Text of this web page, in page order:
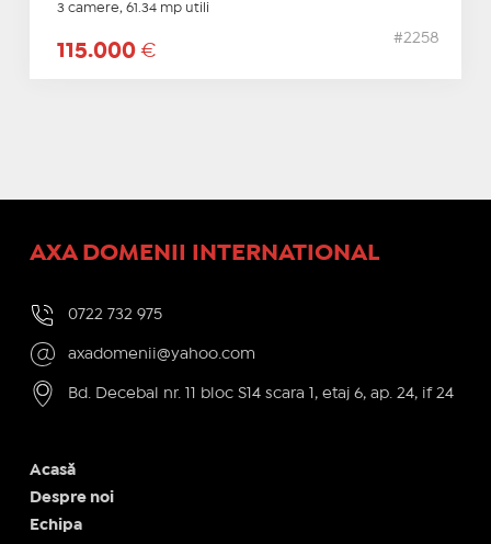
3 camere, 61.34 mp utili
115.000 €
#2258
AXA DOMENII INTERNATIONAL
0722 732 975
axadomenii@yahoo.com
Bd. Decebal nr. 11 bloc S14 scara 1, etaj 6, ap. 24, if 24
Acasă
Despre noi
Echipa